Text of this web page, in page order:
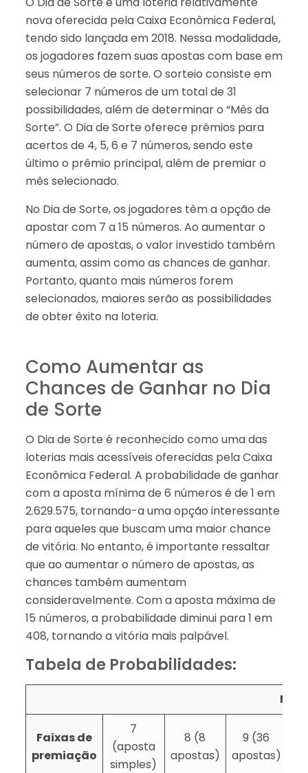
nova oferecida pela Caixa Econômica Federal,
tendo sido lançada em 2018. Nessa modalidade,
os jogadores fazem suas apostas com base em
seus números de sorte. O sorteio consiste em
selecionar 7 números de um total de 31
possibilidades, além de determinar o “Mês da
Sorte”. O Dia de Sorte oferece prêmios para
acertos de 4, 5, 6 e 7 números, sendo este
último o prêmio principal, além de premiar o
mês selecionado.
No Dia de Sorte, os jogadores têm a opção de
apostar com 7 a 15 números. Ao aumentar o
número de apostas, o valor investido também
aumenta, assim como as chances de ganhar.
Portanto, quanto mais números forem
selecionados, maiores serão as possibilidades
de obter êxito na loteria.
Como Aumentar as
Chances de Ganhar no Dia
de Sorte
O Dia de Sorte é reconhecido como uma das
loterias mais acessíveis oferecidas pela Caixa
Econômica Federal. A probabilidade de ganhar
com a aposta mínima de 6 números é de 1 em
2.629.575, tornando-a uma opção interessante
para aqueles que buscam uma maior chance
de vitória. No entanto, é importante ressaltar
que ao aumentar o número de apostas, as
chances também aumentam
consideravelmente. Com a aposta máxima de
15 números, a probabilidade diminui para 1 em
408, tornando a vitória mais palpável.
Tabela de Probabilidades:
Faixas de
premiação
7
(aposta
simples)
8 (8
apostas)
9 (36
apostas)